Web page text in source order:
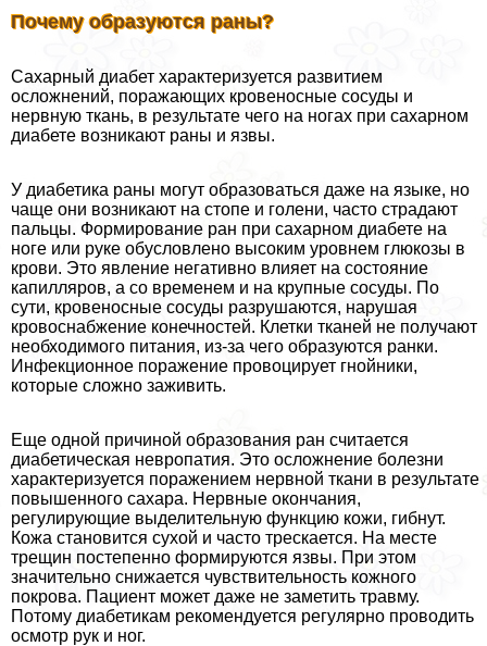
Почему образуются раны?
Сахарный диабет хаpaктеризуется развитием
осложнений, поражающих кровеносные сосуды и
нервную ткань, в результате чего на ногах при сахарном
диабете возникают раны и язвы.
У диабетика раны могут образоваться даже на языке, но
чаще они возникают на стопе и голени, часто страдают
пальцы. Формирование ран при сахарном диабете на
ноге или руке обусловлено высоким уровнем глюкозы в
крови. Это явление негативно влияет на состояние
капилляров, а со временем и на крупные сосуды. По
сути, кровеносные сосуды разрушаются, нарушая
кровоснабжение конечностей. Клетки тканей не получают
необходимого питания, из-за чего образуются ранки.
Инфекционное поражение провоцирует гнойники,
которые сложно заживить.
Еще одной причиной образования ран считается
диабетическая невропатия. Это осложнение болезни
хаpaктеризуется поражением нервной ткани в результате
повышенного сахара. Нервные окончания,
регулирующие выделительную функцию кожи, гибнут.
Кожа становится сухой и часто трескается. На месте
трещин постепенно формируются язвы. При этом
значительно снижается чувствительность кожного
покрова. Пациент может даже не заметить травму.
Потому диабетикам рекомендуется регулярно проводить
осмотр рук и ног.